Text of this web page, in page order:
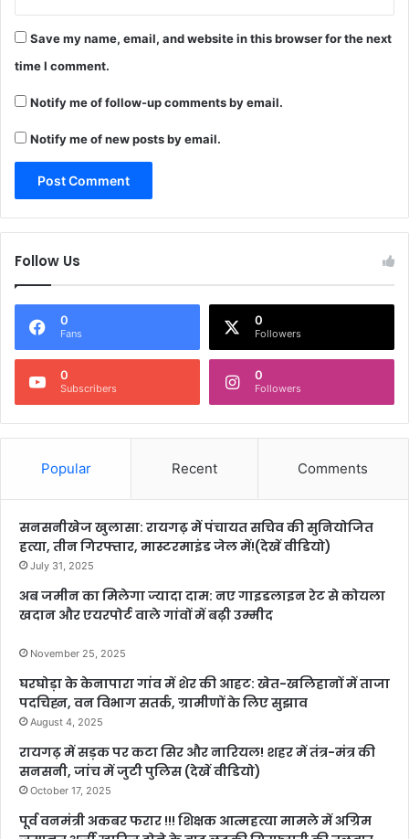
Save my name, email, and website in this browser for the next
time I comment.
Notify me of follow-up comments by email.
Notify me of new posts by email.
Follow Us
0
Fans
0
Followers
0
Subscribers
0
Followers
Popular Recent Comments
सनसनीखेज खुलासा: रायगढ़ में पंचायत सचिव की सुनियोजित
हत्या, तीन गिरफ्तार, मास्टरमाइंड जेल में!(देखें वीडियो)
July 31, 2025
अब जमीन का मिलेगा ज्यादा दाम: नए गाइडलाइन रेट से कोयला
खदान और एयरपोर्ट वाले गांवों में बढ़ी उम्मीद
November 25, 2025
घरघोड़ा के केनापारा गांव में शेर की आहट: खेत-खलिहानों में ताजा
पदचिह्न, वन विभाग सतर्क, ग्रामीणों के लिए सुझाव
August 4, 2025
रायगढ़ में सड़क पर कटा सिर और नारियल! शहर में तंत्र-मंत्र की
सनसनी, जांच में जुटी पुलिस (देखें वीडियो)
October 17, 2025
पूर्व वनमंत्री अकबर फरार !!! शिक्षक आत्महत्या मामले में अग्रिम